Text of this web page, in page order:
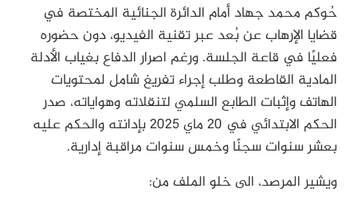
حُوكم محمد جهاد أمام الدائرة الجنائية المختصة في
قضايا الإرهاب عن بُعد عبر تقنية الفيديو، دون حضوره
فعليًا في قاعة الجلسة. ورغم اصرار الدفاع بغياب الأدلة
المادية القاطعة وطلب إجراء تفريغ شامل لمحتويات
الهاتف وإثبات الطابع السلمي لتنقلاته وهواياته، صدر
الحكم الابتدائي في 20 ماي 2025 بإدانته والحكم عليه
بعشر سنوات سجنًا وخمس سنوات مراقبة إدارية.
ويشير المرصد، الى خلو الملف من: